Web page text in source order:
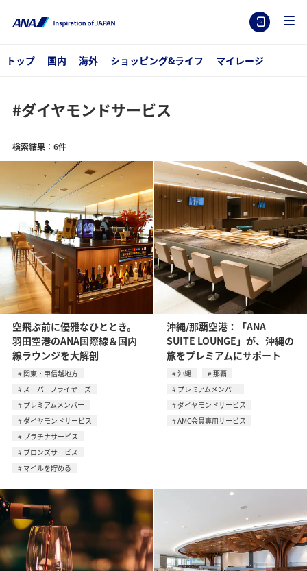
トップ 国内 海外 ショッピング&ライフ マイレージ
#ダイヤモンドサービス
検索結果：6件
空飛ぶ前に優雅なひととき。
羽田空港のANA国際線＆国内
線ラウンジを大解剖
関東・甲信越地方
スーパーフライヤーズ
プレミアムメンバー
ダイヤモンドサービス
プラチナサービス
ブロンズサービス
マイルを貯める
沖縄/那覇空港：「ANA
SUITE LOUNGE」が、沖縄の
旅をプレミアムにサポート
沖縄
那覇
プレミアムメンバー
ダイヤモンドサービス
AMC会員専用サービス